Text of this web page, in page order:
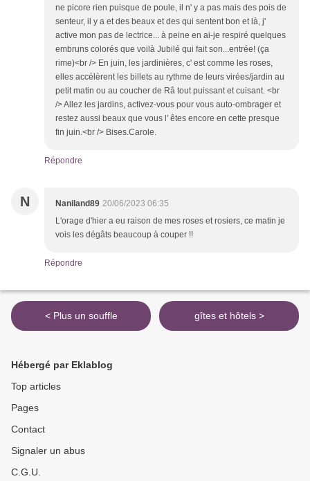
ne picore rien puisque de poule, il n' y a pas mais des pois de
senteur, il y a et des beaux et des qui sentent bon et là, j'
active mon pas de lectrice... à peine en ai-je respiré quelques
embruns colorés que voilà Jubilé qui fait son...entrée! (ça
rime)<br /> En juin, les jardinières, c' est comme les roses,
elles accélèrent les billets au rythme de leurs virées/jardin au
petit matin ou au coucher de Râ tout puissant et cuisant. <br
/> Allez les jardins, activez-vous pour vous auto-ombrager et
restez aussi beaux que vous l' êtes encore en cette presque
fin juin.<br /> Bises.Carole.
Répondre
N Naniland89 20/06/2023 06:35
L'orage d'hier a eu raison de mes roses et rosiers, ce matin je
vois les dégâts beaucoup à couper !!
Répondre
< Plus un souffle gîtes et hôtels >
Hébergé par Eklablog
Top articles
Pages
Contact
Signaler un abus
C.G.U.